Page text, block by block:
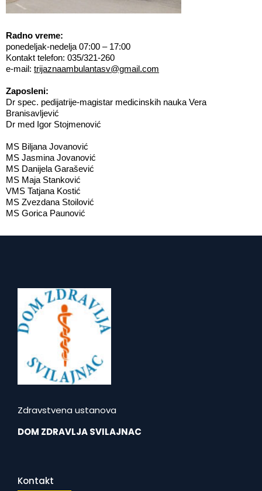
Radno vreme:
ponedeljak-nedelja 07:00 – 17:00
Kontakt telefon: 035/321-260
e-mail: trijaznaambulantasv@gmail.com
Zaposleni:
Dr spec. pedijatrije-magistar medicinskih nauka Vera
Branisavljević
Dr med Igor Stojmenović
MS Biljana Jovanović
MS Jasmina Jovanović
MS Danijela Garašević
MS Maja Stanković
VMS Tatjana Kostić
MS Zvezdana Stoilović
MS Gorica Paunović
Zdravstvena ustanova
DOM ZDRAVLJA SVILAJNAC
Kontakt